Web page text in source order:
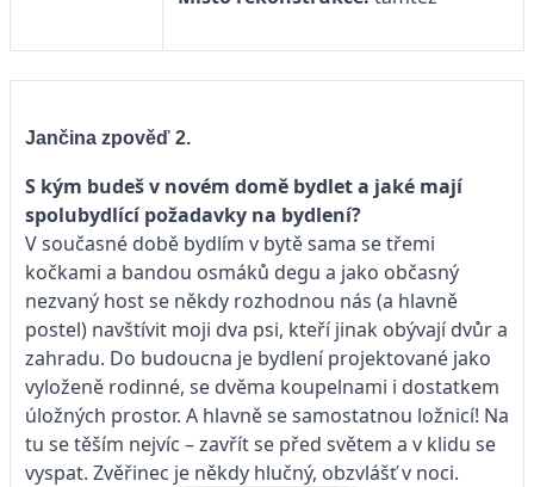
Jančina zpověď 2.
S kým budeš v novém domě bydlet a jaké mají
spolubydlící požadavky na bydlení?
V současné době bydlím v bytě sama se třemi
kočkami a bandou osmáků degu a jako občasný
nezvaný host se někdy rozhodnou nás (a hlavně
postel) navštívit moji dva psi, kteří jinak obývají dvůr a
zahradu. Do budoucna je bydlení projektované jako
vyloženě rodinné, se dvěma koupelnami i dostatkem
úložných prostor. A hlavně se samostatnou ložnicí! Na
tu se těším nejvíc – zavřít se před světem a v klidu se
vyspat. Zvěřinec je někdy hlučný, obzvlášť v noci.